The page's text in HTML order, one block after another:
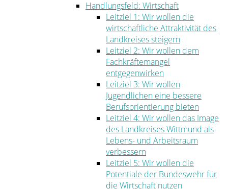
Handlungsfeld: Wirtschaft
Leitziel 1: Wir wollen die
wirtschaftliche Attraktivität des
Landkreises steigern
Leitziel 2: Wir wollen dem
Fachkräftemangel
entgegenwirken
Leitziel 3: Wir wollen
Jugendlichen eine bessere
Berufsorientierung bieten
Leitziel 4: Wir wollen das Image
des Landkreises Wittmund als
Lebens- und Arbeitsraum
verbessern
Leitziel 5: Wir wollen die
Potentiale der Bundeswehr für
die Wirtschaft nutzen